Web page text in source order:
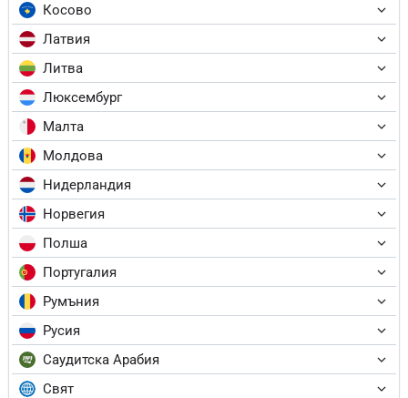
Косово
Латвия
Литва
Люксембург
Малта
Молдова
Нидерландия
Норвегия
Полша
Португалия
Румъния
Русия
Саудитска Арабия
Свят